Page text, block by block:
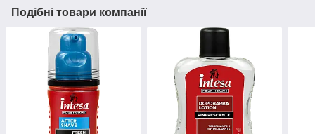
Подібні товари компанії